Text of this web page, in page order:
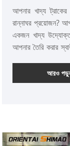
আপনার খাদ্য ট্রাকের
রান্নাঘর প্রয়োজন?
একজন খাদ্য
আপনার তৈরি করার
এবং সম্পূর্ণ রান্নাঘর
হবে। এই রান্নাঘরগুলি
আরও